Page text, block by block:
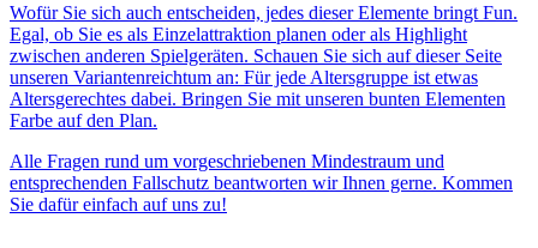
Wofür Sie sich auch entscheiden, jedes dieser Elemente bringt Fun.
Egal, ob Sie es als Einzelattraktion planen oder als Highlight
zwischen anderen Spielgeräten. Schauen Sie sich auf dieser Seite
unseren Variantenreichtum an: Für jede Altersgruppe ist etwas
Altersgerechtes dabei. Bringen Sie mit unseren bunten Elementen
Farbe auf den Plan.
Alle Fragen rund um vorgeschriebenen Mindestraum und
entsprechenden Fallschutz beantworten wir Ihnen gerne. Kommen
Sie dafür einfach auf uns zu!